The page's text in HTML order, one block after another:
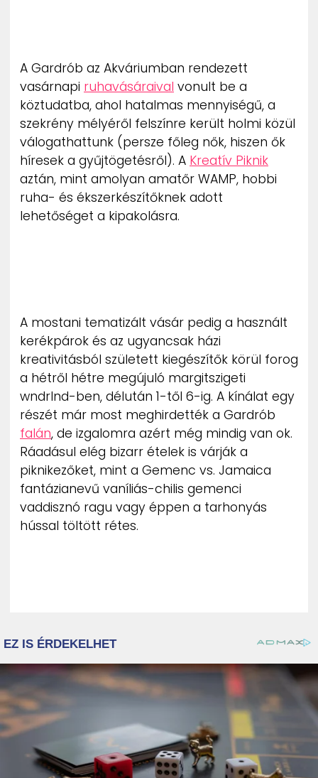
A Gardrób az Akváriumban rendezett
vasárnapi ruhavásáraival vonult be a
köztudatba, ahol hatalmas mennyiségű, a
szekrény mélyéről felszínre került holmi közül
válogathattunk (persze főleg nők, hiszen ők
híresek a gyűjtögetésről). A Kreatív Piknik
aztán, mint amolyan amatőr WAMP, hobbi
ruha- és ékszerkészítőknek adott
lehetőséget a kipakolásra.
A mostani tematizált vásár pedig a használt
kerékpárok és az ugyancsak házi
kreativitásból született kiegészítők körül forog
a hétről hétre megújuló margitszigeti
wndrlnd-ben, délután 1-től 6-ig. A kínálat egy
részét már most meghirdették a Gardrób
falán, de izgalomra azért még mindig van ok.
Ráadásul elég bizarr ételek is várják a
piknikezőket, mint a Gemenc vs. Jamaica
fantázianevű vaníliás-chilis gemenci
vaddisznó ragu vagy éppen a tarhonyás
hússal töltött rétes.